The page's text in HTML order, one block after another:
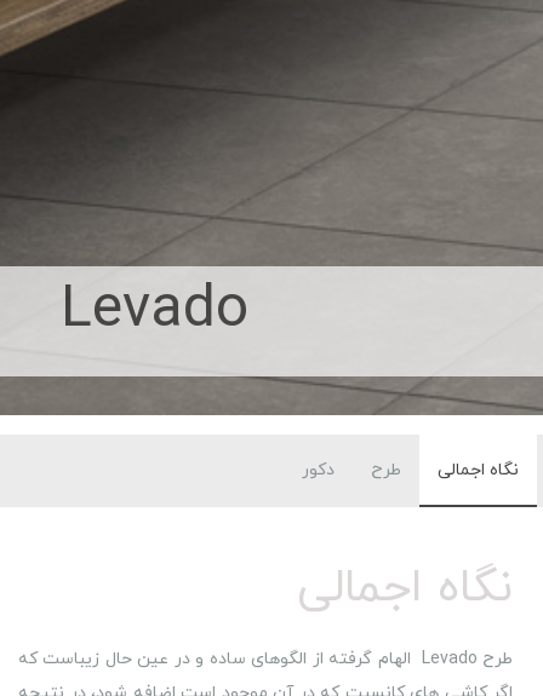
Levado
نگاه اجمالی طرح دکور
نگاه اجمالی
طرح Levado الهام گرفته از الگوهای ساده و در عین حال زیباست که